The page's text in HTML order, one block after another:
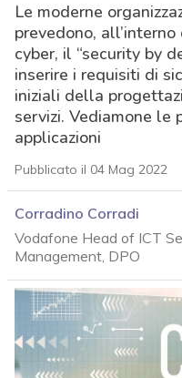
Le moderne
prevedono,
cyber, il “security by
inserire i requisiti di
iniziali della
servizi. Vediamone le
applicazioni
Pubblicato il 04 Mag 2022
Corradino Corradi
Vodafone Head of ICT
Management, DPO